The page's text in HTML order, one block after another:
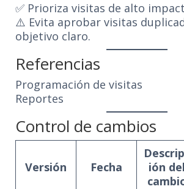
✅ Prioriza visitas de alto
⚠️ Evita aprobar visitas
objetivo claro.
Referencias
Programación de visitas
Reportes
Control de cambios
Versión Fecha
ión del